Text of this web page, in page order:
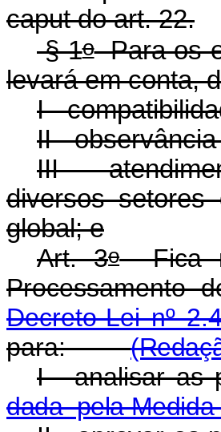
caputdo art. 22.
§ 1oPara os
levará em conta,
I -
II -
III -
diversos
global; e
Art. 3oFica
Processamento
Decreto-Lei nº
para:
I - analisar
dada pela Medida